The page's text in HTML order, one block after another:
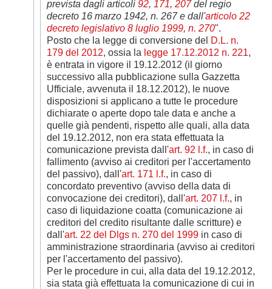
prevista dagli articoli 92, 171, 207del regio
decreto 16 marzo 1942, n. 267 e dall'articolo 22
decreto legislativo 8 luglio 1999, n. 270".
Posto che la legge di conversione del D.L. n.
179 del 2012, ossia la legge 17.12.2012 n. 221,
è entrata in vigore il 19.12.2012 (il giorno
successivo alla pubblicazione sulla Gazzetta
Ufficiale, avvenuta il 18.12.2012), le nuove
disposizioni si applicano a tutte le procedure
dichiarate o aperte dopo tale data e anche a
quelle già pendenti, rispetto alle quali, alla data
del 19.12.2012, non era stata effettuata la
comunicazione prevista dall'art. 92 l.f., in caso di
fallimento (avviso ai creditori per l'accertamento
del passivo), dall'art. 171 l.f., in caso di
concordato preventivo (avviso della data di
convocazione dei creditori), dall'art. 207 l.f., in
caso di liquidazione coatta (comunicazione ai
creditori del credito risultante dalle scritture) e
dall'art. 22 del Dlgs n. 270 del 1999 in caso di
amministrazione straordinaria (avviso ai creditori
per l'accertamento del passivo).
Per le procedure in cui, alla data del 19.12.2012,
sia stata già effettuata la comunicazione di cui in